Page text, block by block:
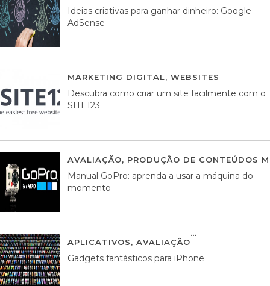
Ideias criativas para ganhar dinheiro: Google
AdSense
MARKETING DIGITAL, WEBSITES
Descubra como criar um site facilmente com o
SITE123
AVALIAÇÃO, PRODUÇÃO DE CONTEÚDOS
Manual GoPro: aprenda a usar a máquina do
momento
APLICATIVOS, AVALIAÇÃO
Gadgets fantásticos para iPhone